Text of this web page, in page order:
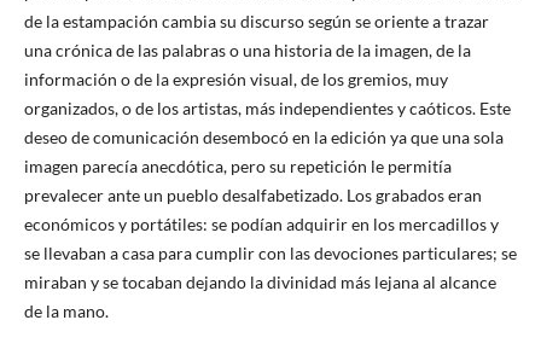
de la estampación cambia su discurso según se oriente a trazar
una crónica de las palabras o una historia de la imagen, de la
información o de la expresión visual, de los gremios, muy
organizados, o de los artistas, más independientes y caóticos. Este
deseo de comunicación desembocó en la edición ya que una sola
imagen parecía anecdótica, pero su repetición le permitía
prevalecer ante un pueblo desalfabetizado. Los grabados eran
económicos y portátiles: se podían adquirir en los mercadillos y
se llevaban a casa para cumplir con las devociones particulares; se
miraban y se tocaban dejando la divinidad más lejana al alcance
de la mano.